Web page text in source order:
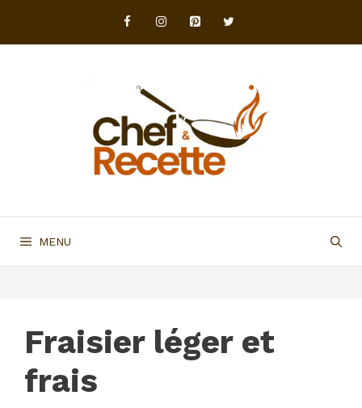
contenu
MENU
Fraisier léger et
frais